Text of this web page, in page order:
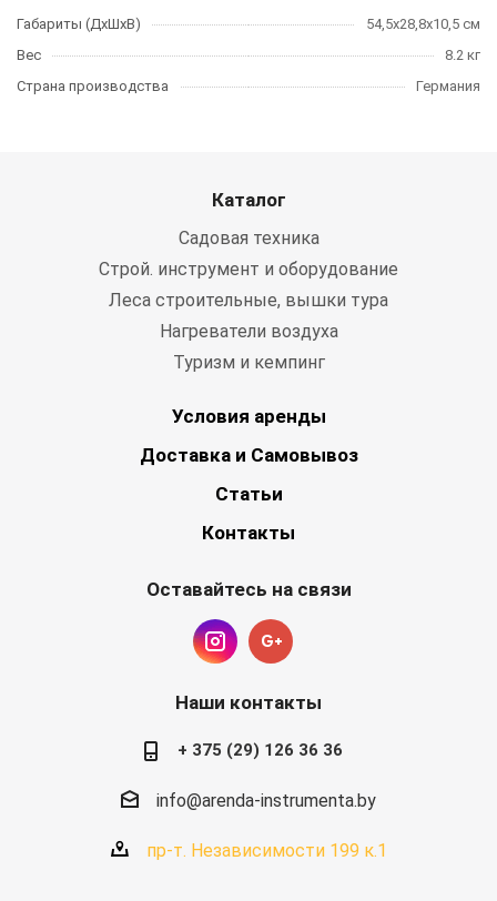
Габариты (ДхШхВ)
54,5х28,8х10,5 см
Вес
8.2 кг
Страна производства
Германия
Каталог
Садовая техника
Строй. инструмент и оборудование
Леса строительные, вышки тура
Нагреватели воздуха
Туризм и кемпинг
Условия аренды
Доставка и Самовывоз
Статьи
Контакты
Оставайтесь на связи
Наши контакты
+ 375 (29) 126 36 36
info@arenda-instrumenta.by
пр-т. Независимости 199 к.1